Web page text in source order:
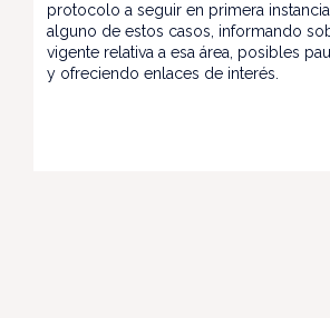
protocolo a seguir en primera
alguno de estos casos, informando
vigente relativa a esa área, posibles
y ofreciendo enlaces de interés.